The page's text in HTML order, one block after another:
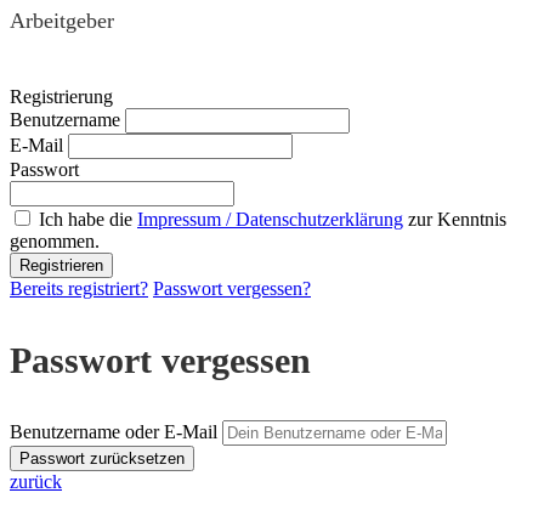
Arbeitgeber
Registrierung
Benutzername
E-Mail
Passwort
Ich habe die Impressum / Datenschutzerklärung zur Kenntnis
genommen.
Bereits registriert? Passwort vergessen?
Passwort vergessen
Benutzername oder E-Mail
zurück